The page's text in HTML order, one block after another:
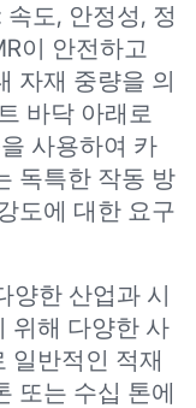
도, 안정성, 정
이 안전하고
자재 중량을 의
바닥 아래로
사용하여 카
독특한 작동 방
도에 대한 요구
양한 산업과 시
위해 다양한 사
일반적인 적재
또는 수십 톤에